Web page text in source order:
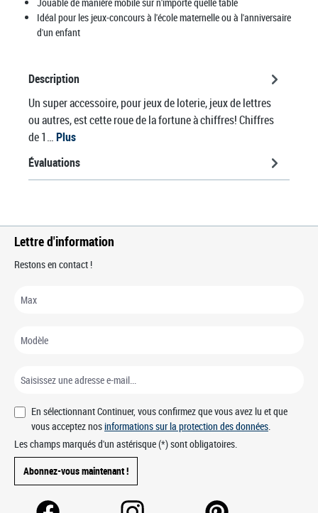
Idéal pour les jeux-concours à l'école maternelle ou à l'anniversaire
d'un enfant
Description
Un super accessoire, pour jeux de loterie, jeux de lettres
ou autres, est cette roue de la fortune à chiffres! Chiffres
de 1…Plus
Évaluations
Lettre d'information
Restons en contact !
En sélectionnant Continuer, vous confirmez que vous avez lu et que
vous acceptez nosinformations sur la protection des données.
Les champs marqués d'un astérisque (*) sont obligatoires.
Abonnez-vous maintenant !